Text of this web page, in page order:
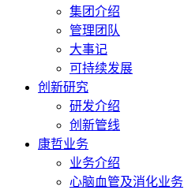
集团介绍
管理团队
大事记
可持续发展
创新研究
研发介绍
创新管线
康哲业务
业务介绍
心脑血管及消化业务